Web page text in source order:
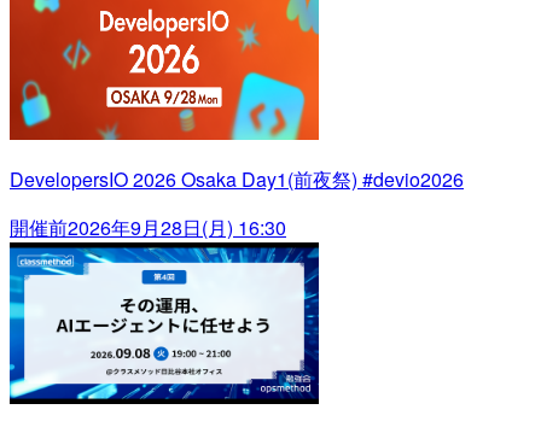
DevelopersIO 2026 Osaka Day1(前夜祭) #devio2026
開催前2026年9月28日(月) 16:30